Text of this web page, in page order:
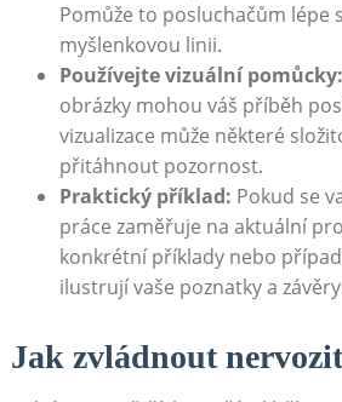
Pomůže to posluchačům lépe
myšlenkovou linii.
Používejte⁣ vizuální ⁣pomůcky:
obrázky mohou váš příběh
vizualizace může⁤ některé
přitáhnout pozornost.
Praktický příklad: Pokud se
práce zaměřuje na aktuální
konkrétní​ příklady nebo
‌ilustrují vaše ⁢poznatky a
Jak zvládnout